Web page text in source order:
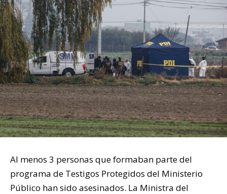
Al menos 3 personas que formaban parte del
programa de Testigos Protegidos del Ministerio
Público han sido asesinados. La Ministra del